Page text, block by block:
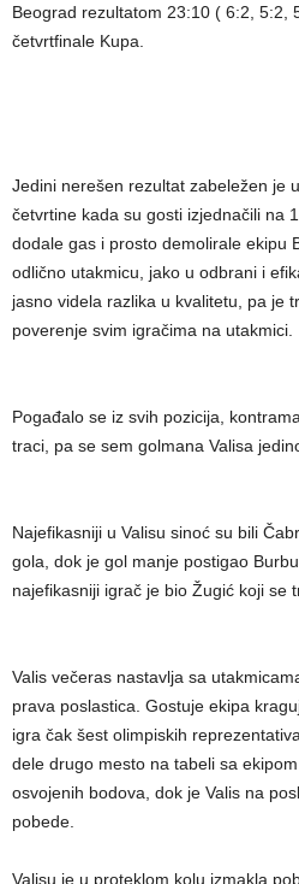
Beograd rezultatom 23:10 ( 6:2, 5:2,
četvrtfinale Kupa.
Jedini nerešen rezultat zabeležen je
četvrtine kada su gosti izjednačili na
dodale gas i prosto demolirale ekipu
odlično utakmicu, jako u odbrani i
jasno videla razlika u kvalitetu, pa je
poverenje svim igračima na utakmici.
Pogađalo se iz svih pozicija,
traci, pa se sem golmana Valisa
Najefikasniji u Valisu sinoć su bili
gola, dok je gol manje postigao
najefikasniji igrač je bio Žugić koji se
Valis večeras nastavlja sa
prava poslastica. Gostuje ekipa
igra čak šest olimpiskih
dele drugo mesto na tabeli sa
osvojenih bodova, dok je Valis na
pobede.
Valisu je u proteklom kolu izmakla